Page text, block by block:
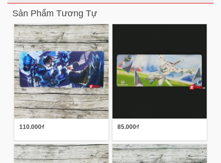
Sản Phẩm Tương Tự
110.000₫ 85.000₫